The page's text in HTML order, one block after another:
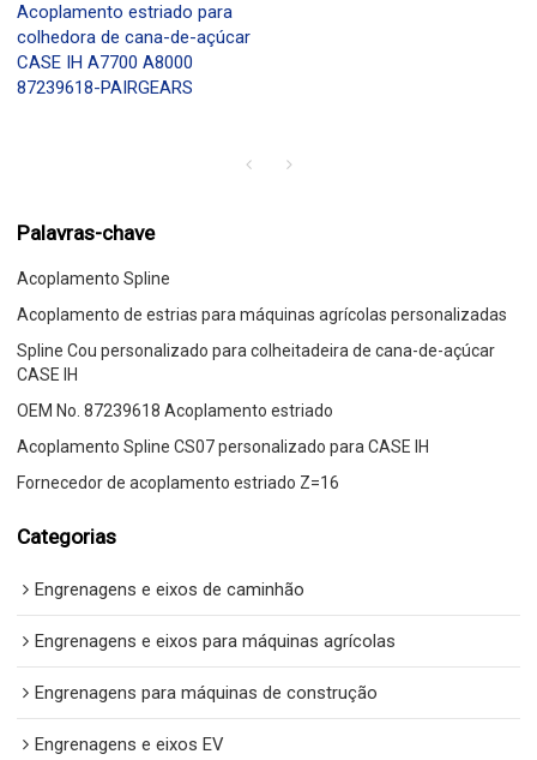
Acoplamento estriado para
colhedora de cana-de-açúcar
CASE IH A7700 A8000
87239618-PAIRGEARS
Palavras-chave
Acoplamento Spline
Acoplamento de estrias para máquinas agrícolas personalizadas
Spline Cou personalizado para colheitadeira de cana-de-açúcar
CASE IH
OEM No. 87239618 Acoplamento estriado
Acoplamento Spline CS07 personalizado para CASE IH
Fornecedor de acoplamento estriado Z=16
Categorias
Engrenagens e eixos de caminhão
Engrenagens e eixos para máquinas agrícolas
Engrenagens para máquinas de construção
Engrenagens e eixos EV